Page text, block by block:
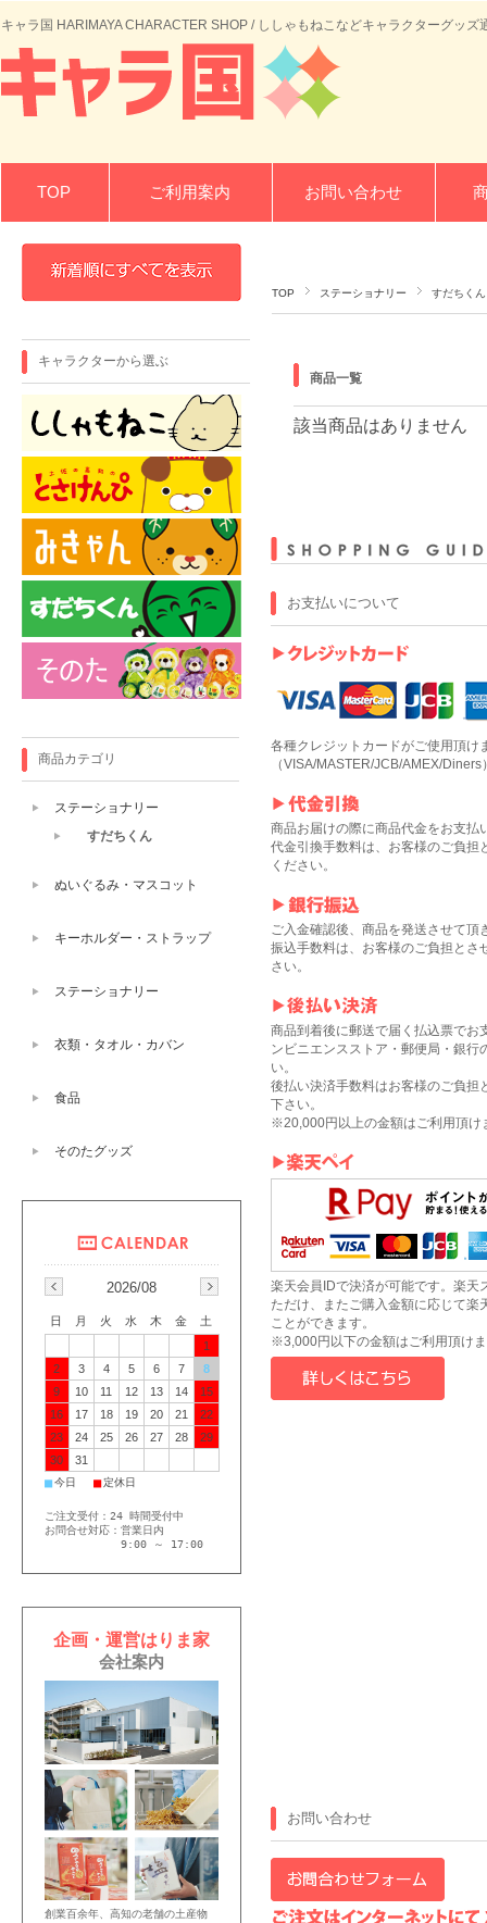
キャラ国 HARIMAYA CHARACTER SHOP / ししゃもねこなどキャラクターグッズ
TOP ご利用案内 お問い合わせ
TOP ステーショナリー すだちくん
商品一覧
該当商品はありません
お支払いについて
各種クレジットカードがご使用頂け
（VISA/MASTER/JCB/AMEX/Diners
商品お届けの際に商品代金をお支払
代金引換手数料は、お客様のご負担
ください。
ご入金確認後、商品を発送させて頂
振込手数料は、お客様のご負担とさ
さい。
商品到着後に郵送で届く払込票でお
ンビニエンスストア・郵便局・銀行
い。
後払い決済手数料はお客様のご負担
下さい。
※20,000円以上の金額はご利用頂け
楽天会員IDで決済が可能です。楽天
ただけ、またご購入金額に応じて楽
ことができます。
※3,000円以下の金額はご利用頂け
お問い合わせ
キャラクターから選ぶ
商品カテゴリ
ステーショナリー
すだちくん
ぬいぐるみ・マスコット
キーホルダー・ストラップ
ステーショナリー
衣類・タオル・カバン
食品
そのたグッズ
2026/08
日 月 火 水 木 金
土
1
2
3 4 5 6 7
8
9
10 11 12 13 14
15
16
17 18 19 20 21
22
23
24 25 26 27 28
29
30
31
■今日 ■定休日
ご注文受付：24 時間受付中
お問合せ対応：営業日内
9:00 ～ 17:00
企画・運営はりま家
会社案内
創業百余年、高知の老舗の土産物